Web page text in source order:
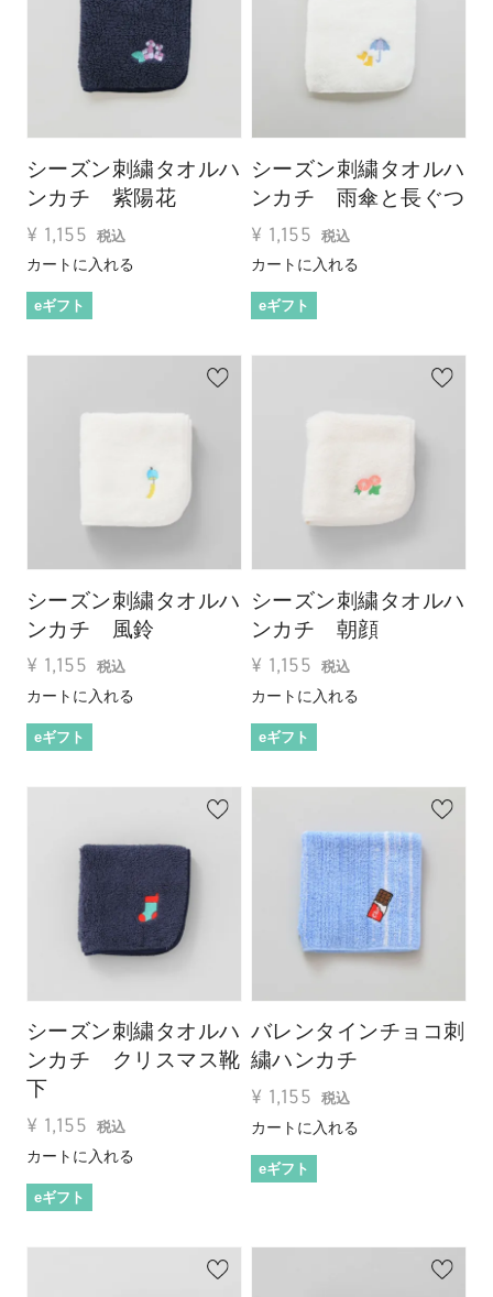
シーズン刺繍タオルハ
ンカチ 紫陽花
¥ 1,155 税込
カートに入れる
eギフト
シーズン刺繍タオルハ
ンカチ 雨傘と長ぐつ
¥ 1,155 税込
カートに入れる
eギフト
シーズン刺繍タオルハ
ンカチ 風鈴
¥ 1,155 税込
カートに入れる
eギフト
シーズン刺繍タオルハ
ンカチ 朝顔
¥ 1,155 税込
カートに入れる
eギフト
シーズン刺繍タオルハ
ンカチ クリスマス靴
下
¥ 1,155 税込
カートに入れる
eギフト
バレンタインチョコ刺
繍ハンカチ
¥ 1,155 税込
カートに入れる
eギフト